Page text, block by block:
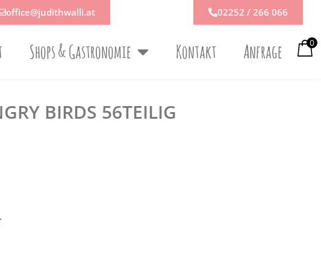
office@judithwalli.at 02252 / 266 066
Shops & Gastronomie Kontakt Anfrage 0
BIRDS 56TEILIG